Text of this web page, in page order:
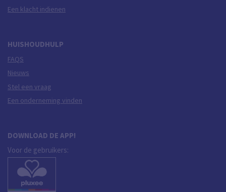
Een klacht indienen
HUISHOUDHULP
FAQS
Nieuws
Stel een vraag
Een onderneming vinden
DOWNLOAD DE APP!
Voor de gebruikers: